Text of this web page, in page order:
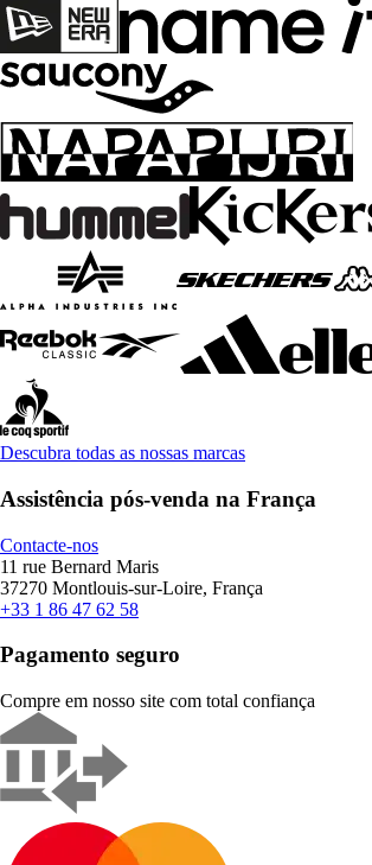
Descubra todas as nossas marcas
Assistência pós-venda na França
Contacte-nos
11 rue Bernard Maris
37270 Montlouis-sur-Loire, França
+33 1 86 47 62 58
Pagamento seguro
Compre em nosso site com total confiança